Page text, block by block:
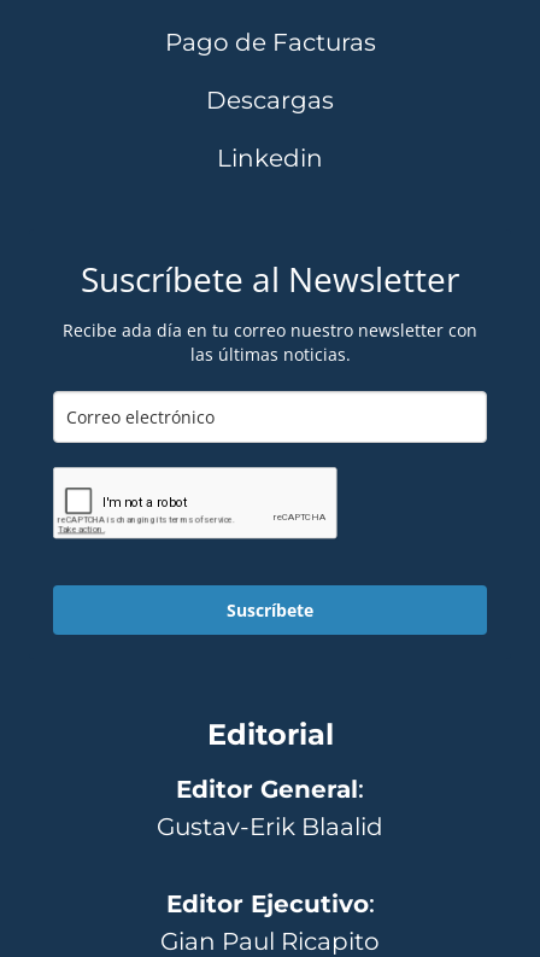
Pago de Facturas
Descargas
Linkedin
Suscríbete al Newsletter
Recibe ada día en tu correo nuestro newsletter con
las últimas noticias.
Suscríbete
Editorial
Editor General:
Gustav-Erik Blaalid
Editor Ejecutivo:
Gian Paul Ricapito